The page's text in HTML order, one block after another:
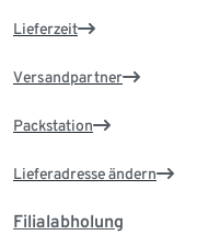
Lieferzeit
Versandpartner
Packstation
Lieferadresse ändern
Filialabholung